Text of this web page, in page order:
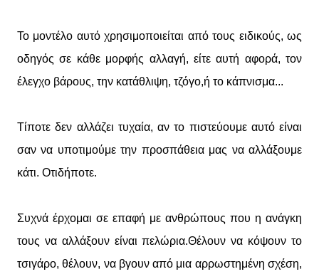
Το μοντέλο αυτό χρησιμοποιείται από τους ειδικούς, ως
οδηγός σε κάθε μορφής αλλαγή, είτε αυτή αφορά, τον
έλεγχο βάρους, την κατάθλιψη, τζόγο,ή το κάπνισμα...
Τίποτε δεν αλλάζει τυχαία, αν το πιστεύουμε αυτό είναι
σαν να υποτιμούμε την προσπάθεια μας να αλλάξουμε
κάτι. Οτιδήποτε.
Συχνά έρχομαι σε επαφή με ανθρώπους που η ανάγκη
τους να αλλάξουν είναι πελώρια.Θέλουν να κόψουν το
τσιγάρο, θέλουν, να βγουν από μια αρρωστημένη σχέση,